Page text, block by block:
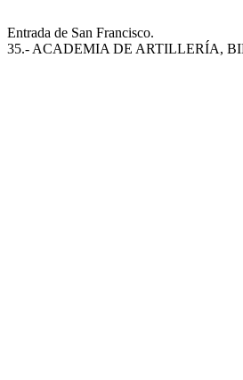
Entrada de San Francisco.
35.- ACADEMIA DE ARTILLERÍA,